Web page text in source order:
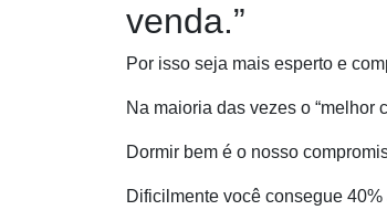
venda.”
Por isso seja mais esperto e
Na maioria das vezes o “melhor
Dormir bem é o nosso
Dificilmente você consegue